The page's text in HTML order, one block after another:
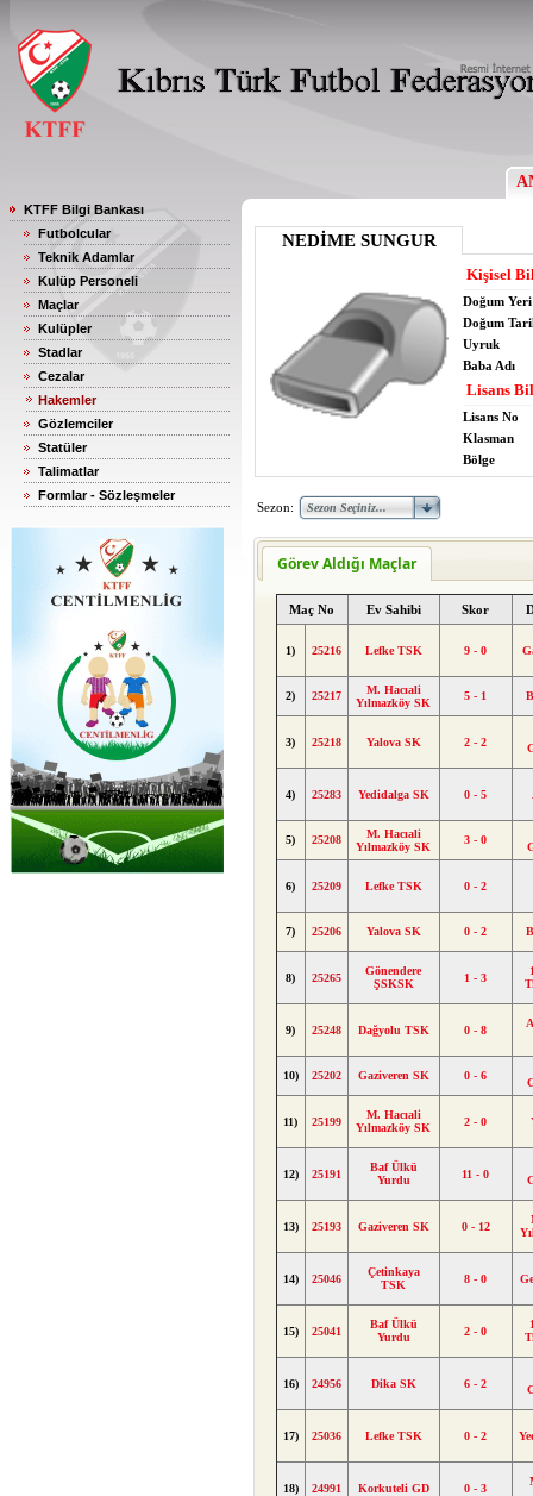
KTFF Bilgi Bankası
Futbolcular
Teknik Adamlar
Kulüp Personeli
Maçlar
Kulüpler
Stadlar
Cezalar
Hakemler
Gözlemciler
Statüler
Talimatlar
Formlar - Sözleşmeler
NEDİME SUNGUR
Kişisel
Doğum Yeri
Doğum
Uyruk
Baba Adı
Lisans
Lisans No
Klasman
Bölge
Sezon:
Görev Aldığı Maçlar
Maç No Ev Sahibi Skor
1) 25216 Lefke TSK 9 - 0
2) 25217
M. Hacıali
Yılmazköy SK
5 - 1
3) 25218 Yalova SK 2 - 2
4) 25283 Yedidalga SK 0 - 5
5) 25208
M. Hacıali
Yılmazköy SK
3 - 0
6) 25209 Lefke TSK 0 - 2
7) 25206 Yalova SK 0 - 2
8) 25265
Gönendere
ŞSKSK
1 - 3
9) 25248 Dağyolu TSK 0 - 8
10) 25202 Gaziveren SK 0 - 6
11) 25199
M. Hacıali
Yılmazköy SK
2 - 0
12) 25191
Baf Ülkü
Yurdu
11 - 0
13) 25193 Gaziveren SK 0 - 12
14) 25046
Çetinkaya
TSK
8 - 0
15) 25041
Baf Ülkü
Yurdu
2 - 0
16) 24956 Dika SK 6 - 2
17) 25036 Lefke TSK 0 - 2
18) 24991 Korkuteli GD 0 - 3